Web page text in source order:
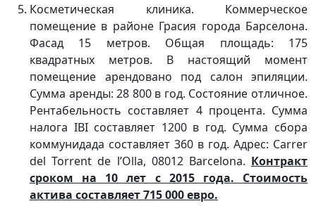
Косметическая клиника. Коммерческое
помещение в районе Грасия города Барселона.
Фасад 15 метров. Общая площадь: 175
квадратных метров. В настоящий момент
помещение арендовано под салон эпиляции.
Сумма аренды: 28 800 в год. Состояние отличное.
Рентабельность составляет 4 процента. Сумма
налога IBI составляет 1200 в год. Сумма сбора
коммунидада составляет 360 в год. Адрес: Carrer
del Torrent de l’Olla, 08012 Barcelona. Контракт
сроком на 10 лет с 2015 года. Стоимость
актива составляет 715 000 евро.